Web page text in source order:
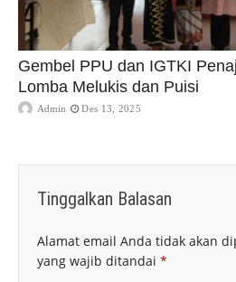
Gembel PPU dan IGTKI
Lomba Melukis dan Puisi
Admin Des 13, 2025
Tinggalkan Balasan
Alamat email Anda tidak akan
yang wajib ditandai *